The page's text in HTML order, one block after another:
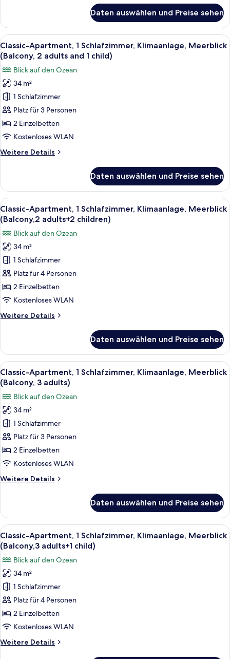
Apartment,
Schlafzimmer,
Klimaanlage,
Meerblick
(Balcony,
2
adults)
Daten auswählen und Preise sehen
Alle
Fotos
für
Classic-
Apartment,
Schlafzimmer,
Klimaanlage,
Meerblick
2
child)
anzeigen
Zimmersafe, kostenloses WLAN,
14
Classic-Apartment, 1 Schlafzimmer, Klimaanlage, Meerblick
(Balcony, 2 adults and 1 child)
Blick auf den Ozean
34 m²
1 Schlafzimmer
Platz für 3 Personen
2 Einzelbetten
Kostenloses WLAN
Weitere Details
Weitere
Apartment,
Schlafzimmer,
Klimaanlage,
Meerblick
(Balcony,
2
adults
and
Daten auswählen und Preise sehen
Alle
Fotos
für
Classic-
Apartment,
Schlafzimmer,
Klimaanlage,
Meerblick
adults+2
Zimmersafe, kostenloses WLAN,
14
Classic-Apartment, 1 Schlafzimmer, Klimaanlage, Meerblick
(Balcony,2 adults+2 children)
Blick auf den Ozean
34 m²
1 Schlafzimmer
Platz für 4 Personen
2 Einzelbetten
Kostenloses WLAN
Weitere Details
Weitere
Apartment,
Schlafzimmer,
Klimaanlage,
Meerblick
(Balcony,2
adults+2
children)
Daten auswählen und Preise sehen
Alle
Fotos
für
Classic-
Apartment,
Schlafzimmer,
Klimaanlage,
Meerblick
3
Zimmersafe, kostenloses WLAN,
14
Classic-Apartment, 1 Schlafzimmer, Klimaanlage, Meerblick
(Balcony, 3 adults)
Blick auf den Ozean
34 m²
1 Schlafzimmer
Platz für 3 Personen
2 Einzelbetten
Kostenloses WLAN
Weitere Details
Weitere
Apartment,
Schlafzimmer,
Klimaanlage,
Meerblick
(Balcony,
3
adults)
Daten auswählen und Preise sehen
Alle
Fotos
für
Classic-
Apartment,
Schlafzimmer,
Klimaanlage,
Meerblick
adults+1
Zimmersafe, kostenloses WLAN,
14
Classic-Apartment, 1 Schlafzimmer, Klimaanlage, Meerblick
(Balcony,3 adults+1 child)
Blick auf den Ozean
34 m²
1 Schlafzimmer
Platz für 4 Personen
2 Einzelbetten
Kostenloses WLAN
Weitere Details
Weitere